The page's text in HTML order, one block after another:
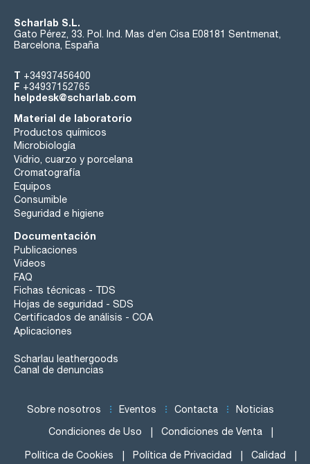
Scharlab S.L.
Gato Pérez, 33. Pol. Ind. Mas d’en Cisa E08181 Sentmenat,
Barcelona, España
T +34937456400
F +34937152765
helpdesk@scharlab.com
Material de laboratorio
Productos químicos
Microbiología
Vidrio, cuarzo y porcelana
Cromatografía
Equipos
Consumible
Seguridad e higiene
Documentación
Publicaciones
Videos
FAQ
Fichas técnicas - TDS
Hojas de seguridad - SDS
Certificados de análisis - COA
Aplicaciones
Scharlau leathergoods
Canal de denuncias
Sobre nosotros Eventos Contacta Noticias
Condiciones de Uso Condiciones de Venta
Política de Cookies Política de Privacidad Calidad